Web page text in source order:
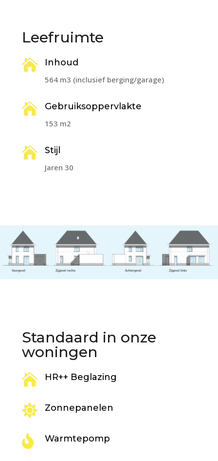
Leefruimte
 Inhoud
564 m3 (inclusief berging/garage)
 Gebruiksoppervlakte
153 m2
 Stijl
Jaren 30
Standaard in onze
woningen
 HR++ Beglazing
 Zonnepanelen
 Warmtepomp